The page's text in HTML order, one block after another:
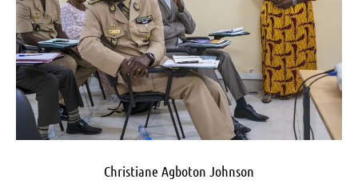
Christiane Agboton Johnson